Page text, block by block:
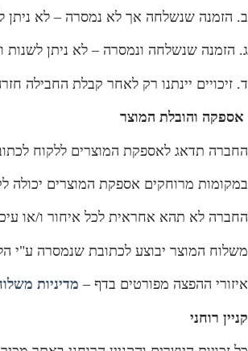
ב. הזמנה שנשלחה אך לא נמסרה – לא ניתן
ג. הזמנה שנשלחה ונמסרה – לא ניתן לשנות
ד. זיכויים יינתנו רק לאחר קבלת החבילה
אספקה והובלת המוצר
החברה תדאג לאספקת המוצרים ללקוח לכתובת
במקומות מרוחקים אספקת המוצרים יכולה לקחת עד –
החברה לא תהא אחראית לכל איחור ו/או
משלוח המוצר יבוצע לכתובת שנמסרה ע"י
איזורי ההפצה מפורטים בדף –מדיניות
קניין רוחני